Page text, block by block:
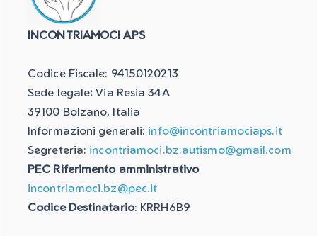
INCONTRIAMOCI APS
Codice Fiscale: 94150120213
Sede legale: Via Resia 34A
39100 Bolzano, Italia
Informazioni generali: info@incontriamociaps.it
Segreteria: incontriamoci.bz.autismo@gmail.com
PEC Riferimento amministrativo
incontriamoci.bz@pec.it
Codice Destinatario: KRRH6B9